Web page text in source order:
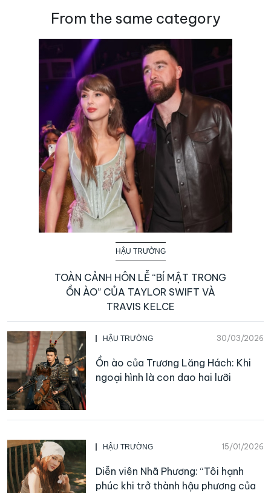
From the same category
HẬU TRƯỜNG
TOÀN CẢNH HÔN LỄ “BÍ MẬT TRONG
ỒN ÀO” CỦA TAYLOR SWIFT VÀ
TRAVIS KELCE
HẬU TRƯỜNG 30/03/2026
Ồn ào của Trương Lăng Hách: Khi
ngoại hình là con dao hai lưỡi
HẬU TRƯỜNG 15/01/2026
Diễn viên Nhã Phương: “Tôi hạnh
phúc khi trở thành hậu phương của